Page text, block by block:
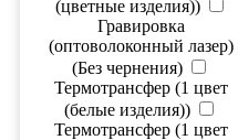
(цветные изделия))
Гравировка
(оптоволоконный лазер)
(Без чернения)
Термотрансфер (1 цвет
(белые изделия))
Термотрансфер (1 цвет